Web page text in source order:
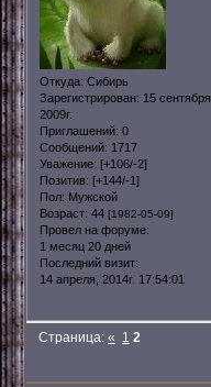
Откуда: Сибирь
Зарегистрирован: 15 сентября,
2009г.
Приглашений: 0
Сообщений: 1717
Уважение: [+106/-2]
Позитив: [+144/-1]
Пол: Мужской
Возраст: 44 [1982-05-09]
Провел на форуме:
1 месяц 20 дней
Последний визит:
14 апреля, 2014г. 17:54:01
Страница:« 1 2